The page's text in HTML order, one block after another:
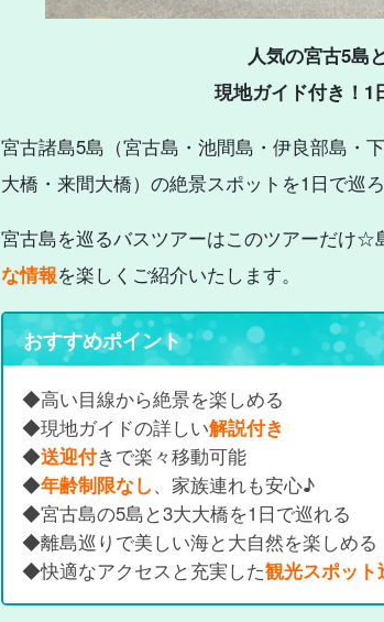
人気の宮古5島
現地ガイド付き！1
宮古諸島5島（宮古島・池間島・伊良部島・
大橋・来間大橋）の絶景スポットを1 日で巡
宮古島を巡るバスツアーはこのツアーだけ☆
な情報を楽しくご紹介いたします。
おすすめポイント
◆高い目線から絶景を楽しめる
◆現地ガイドの詳しい解説付き
◆送迎付きで楽々移動可能
◆年齢制限なし、家族連れも安心♪
◆宮古島の5島と3大大橋を1日で巡れる
◆離島巡りで美しい海と大自然を楽しめる
◆快適なアクセスと充実した観光スポット